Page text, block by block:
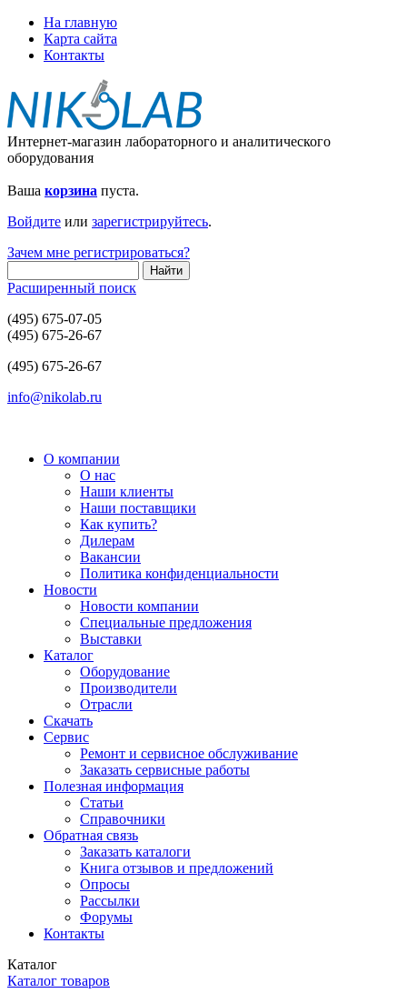
На главную
Карта сайта
Контакты
Интернет-магазин лабораторного и аналитического
оборудования
Ваша корзина пуста.
Войдите или зарегистрируйтесь.
Зачем мне регистрироваться?
Расширенный поиск
(495) 675-07-05
(495) 675-26-67
(495) 675-26-67
info@nikolab.ru
О компании
О нас
Наши клиенты
Наши поставщики
Как купить?
Дилерам
Вакансии
Политика конфиденциальности
Новости
Новости компании
Специальные предложения
Выставки
Каталог
Оборудование
Производители
Отрасли
Скачать
Сервис
Ремонт и сервисное обслуживание
Заказать сервисные работы
Полезная информация
Статьи
Справочники
Обратная связь
Заказать каталоги
Книга отзывов и предложений
Опросы
Рассылки
Форумы
Контакты
Каталог
Каталог товаров